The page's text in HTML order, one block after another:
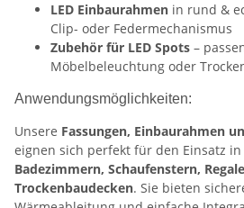
LED Einbaurahmen in rund &
Clip- oder Federmechanismus
Zubehör für LED Spots –
Möbelbeleuchtung oder
Anwendungsmöglichkeiten:
Unsere Fassungen, Einbaurahmen
eignen sich perfekt für den Einsatz in
Badezimmern, Schaufenstern,
Trockenbaudecken. Sie bieten